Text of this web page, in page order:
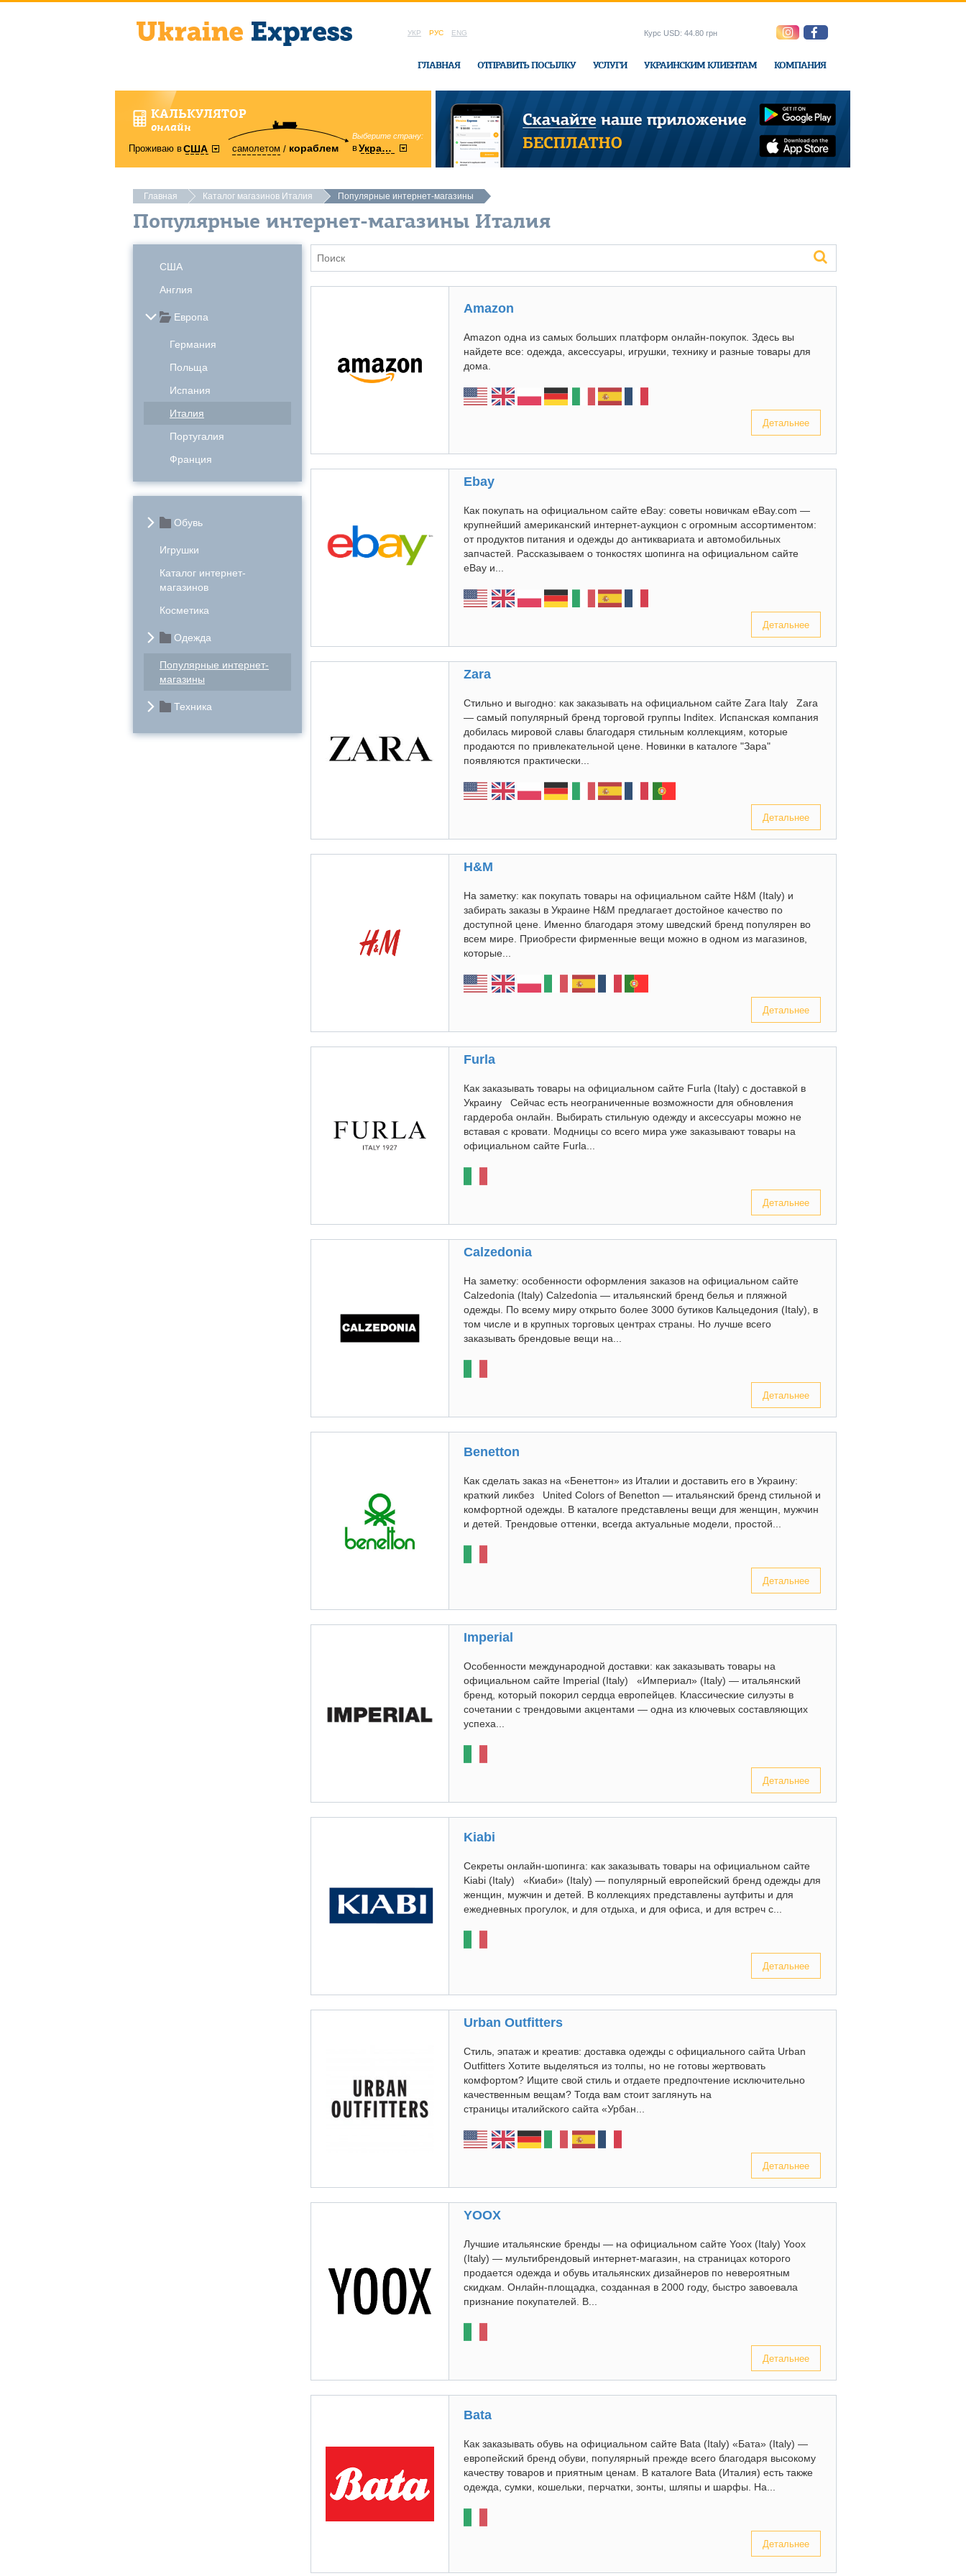
УКР РУС ENG
ГЛАВНАЯ ОТПРАВИТЬ ПОСЫЛКУ УСЛУГИ УКРАИНСКИМ КЛИЕНТАМ КОМПАНИЯ
Курс USD: 44.80 грн
КАЛЬКУЛЯТОР
онлайн
Проживаю вСША самолетом кораблем
Выберите страну:
вУкраину
область:
Винницкая в офисе Ukraine-Express
Главная Каталог магазинов Италия Популярные интернет-магазины
Популярные интернет-магазины Италия
США
Англия
Европа
Германия
Польща
Испания
Италия
Португалия
Франция
Обувь
Игрушки
Каталог интернет-
магазинов
Косметика
Одежда
Популярные интернет-
магазины
Техника
Amazon
Amazon одна из самых больших платформ онлайн-покупок. Здесь вы
найдете все: одежда, аксессуары, игрушки, технику и разные товары для
дома.
Детальнее
Ebay
Как покупать на официальном сайте eBay: советы новичкам eBay.com —
крупнейший американский интернет-аукцион с огромным ассортиментом:
от продуктов питания и одежды до антиквариата и автомобильных
запчастей. Рассказываем о тонкостях шопинга на официальном сайте
eBay и...
Детальнее
Zara
Стильно и выгодно: как заказывать на официальном сайте Zara Italy Zara
— самый популярный бренд торговой группы Inditex. Испанская компания
добилась мировой славы благодаря стильным коллекциям, которые
продаются по привлекательной цене. Новинки в каталоге "Зара"
появляются практически...
Детальнее
H&M
На заметку: как покупать товары на официальном сайте H&M (Italy) и
забирать заказы в Украине H&M предлагает достойное качество по
доступной цене. Именно благодаря этому шведский бренд популярен во
всем мире. Приобрести фирменные вещи можно в одном из магазинов,
которые...
Детальнее
Furla
Как заказывать товары на официальном сайте Furla (Italy) с доставкой в
Украину Сейчас есть неограниченные возможности для обновления
гардероба онлайн. Выбирать стильную одежду и аксессуары можно не
вставая с кровати. Модницы со всего мира уже заказывают товары на
официальном сайте Furla...
Детальнее
Calzedonia
На заметку: особенности оформления заказов на официальном сайте
Calzedonia (Italy) Calzedonia — итальянский бренд белья и пляжной
одежды. По всему миру открыто более 3000 бутиков Кальцедония (Italy), в
том числе и в крупных торговых центрах страны. Но лучше всего
заказывать брендовые вещи на...
Детальнее
Benetton
Как сделать заказ на «Бенеттон» из Италии и доставить его в Украину:
краткий ликбез United Colors of Benetton — итальянский бренд стильной и
комфортной одежды. В каталоге представлены вещи для женщин, мужчин
и детей. Трендовые оттенки, всегда актуальные модели, простой...
Детальнее
Imperial
Особенности международной доставки: как заказывать товары на
официальном сайте Imperial (Italy) «Империал» (Italy) — итальянский
бренд, который покорил сердца европейцев. Классические силуэты в
сочетании с трендовыми акцентами — одна из ключевых составляющих
успеха...
Детальнее
Kiabi
Секреты онлайн-шопинга: как заказывать товары на официальном сайте
Kiabi (Italy) «Киаби» (Italy) — популярный европейский бренд одежды для
женщин, мужчин и детей. В коллекциях представлены аутфиты и для
ежедневных прогулок, и для отдыха, и для офиса, и для встреч с...
Детальнее
Urban Outfitters
Стиль, эпатаж и креатив: доставка одежды с официального сайта Urban
Outfitters Хотите выделяться из толпы, но не готовы жертвовать
комфортом? Ищите свой стиль и отдаете предпочтение исключительно
качественным вещам? Тогда вам стоит заглянуть на
страницы италийского сайта «Урбан...
Детальнее
YOOX
Лучшие итальянские бренды — на официальном сайте Yoox (Italy) Yoox
(Italy) — мультибрендовый интернет-магазин, на страницах которого
продается одежда и обувь итальянских дизайнеров по невероятным
скидкам. Онлайн-площадка, созданная в 2000 году, быстро завоевала
признание покупателей. В...
Детальнее
Bata
Как заказывать обувь на официальном сайте Bata (Italy) «Бата» (Italy) —
европейский бренд обуви, популярный прежде всего благодаря высокому
качеству товаров и приятным ценам. В каталоге Bata (Италия) есть также
одежда, сумки, кошельки, перчатки, зонты, шляпы и шарфы. На...
Детальнее